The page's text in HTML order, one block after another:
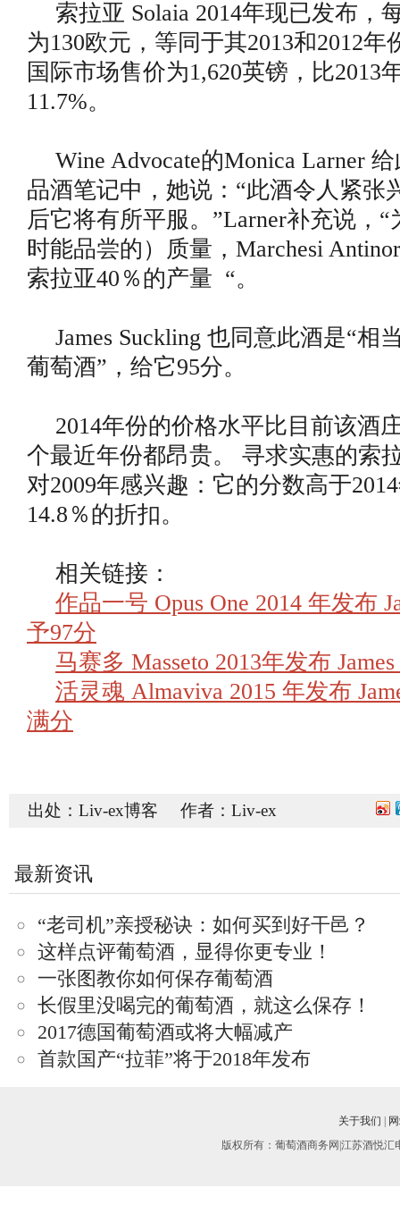
索拉亚 Solaia 2014年现已发布，
为130欧元，等同于其2013和2012年
国际市场售价为1,620英镑，比2013
11.7%。
Wine Advocate的Monica Larner
品酒笔记中，她说：“此酒令人紧张
后它将有所平服。”Larner补充说，
时能品尝的）质量，Marchesi
索拉亚40％的产量 “。
James Suckling 也同意此酒是“相
葡萄酒”，给它95分。
2014年份的价格水平比目前该酒
个最近年份都昂贵。 寻求实惠的索
对2009年感兴趣：它的分数高于
14.8％的折扣。
相关链接：
作品一号 Opus One 2014 年发布
予97分
马赛多 Masseto 2013年发布
活灵魂 Almaviva 2015 年发布
满分
出处：Liv-ex博客 作者：Liv-ex
最新资讯
“老司机”亲授秘诀：如何买到好干邑？
这样点评葡萄酒，显得你更专业！
一张图教你如何保存葡萄酒
长假里没喝完的葡萄酒，就这么保存！
2017德国葡萄酒或将大幅减产
首款国产“拉菲”将于2018年发布
关于我们
版权所有：葡萄酒商务网|江苏酒悦汇